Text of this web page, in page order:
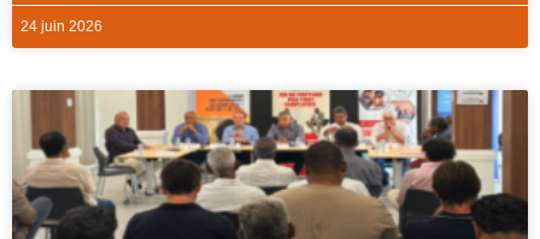
24 juin 2026